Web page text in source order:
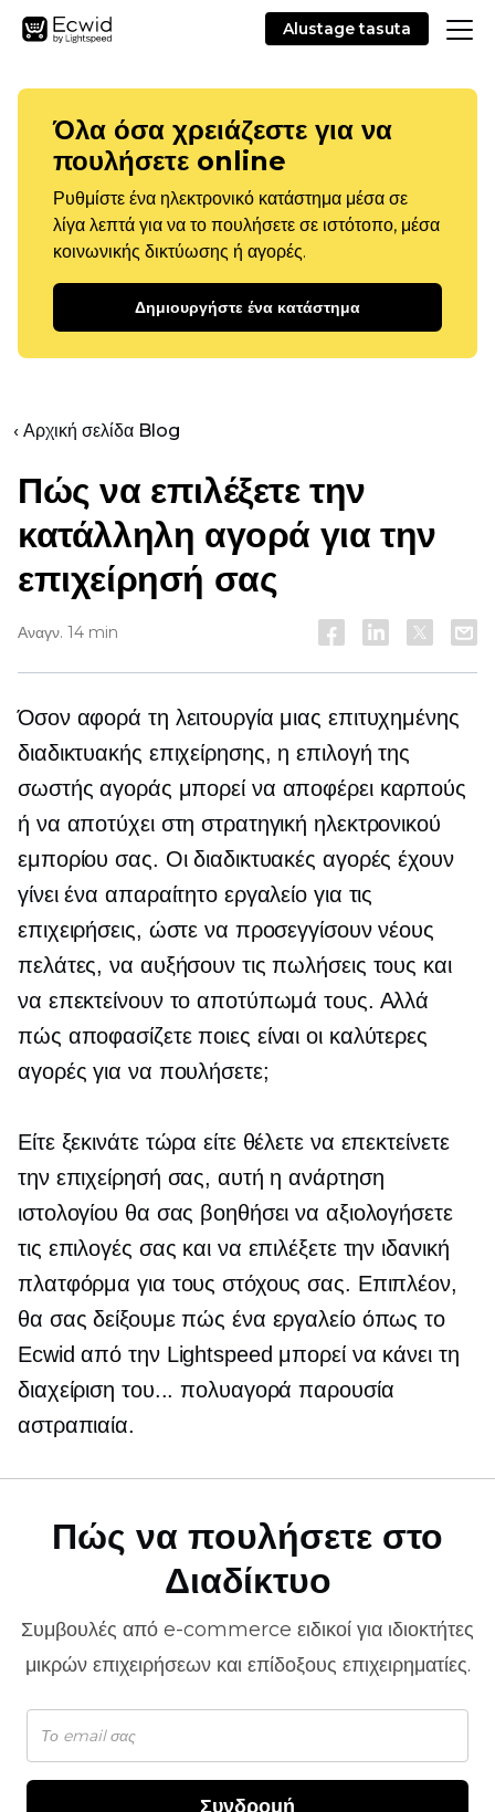
Alustage tasuta
Όλα όσα χρειάζεστε για να
πουλήσετε online
Ρυθμίστε ένα ηλεκτρονικό κατάστημα μέσα σε
λίγα λεπτά για να το πουλήσετε σε ιστότοπο, μέσα
κοινωνικής δικτύωσης ή αγορές.
Δημιουργήστε ένα κατάστημα
‹ Αρχική σελίδα Blog
Πώς να επιλέξετε την
κατάλληλη αγορά για την
επιχείρησή σας
Αναγν. 14 min
Όσον αφορά τη λειτουργία μιας επιτυχημένης
διαδικτυακής επιχείρησης, η επιλογή της
σωστής αγοράς μπορεί να αποφέρει καρπούς
ή να αποτύχει στη στρατηγική ηλεκτρονικού
εμπορίου σας. Οι διαδικτυακές αγορές έχουν
γίνει ένα απαραίτητο εργαλείο για τις
επιχειρήσεις, ώστε να προσεγγίσουν νέους
πελάτες, να αυξήσουν τις πωλήσεις τους και
να επεκτείνουν το αποτύπωμά τους. Αλλά
πώς αποφασίζετε ποιες είναι οι καλύτερες
αγορές για να πουλήσετε;
Είτε ξεκινάτε τώρα είτε θέλετε να επεκτείνετε
την επιχείρησή σας, αυτή η ανάρτηση
ιστολογίου θα σας βοηθήσει να αξιολογήσετε
τις επιλογές σας και να επιλέξετε την ιδανική
πλατφόρμα για τους στόχους σας. Επιπλέον,
θα σας δείξουμε πώς ένα εργαλείο όπως το
Ecwid από την Lightspeed μπορεί να κάνει τη
διαχείριση του...πολυαγορά παρουσία
αστραπιαία.
Πώς να πουλήσετε στο
Διαδίκτυο
Συμβουλές από e-commerce ειδικοί για ιδιοκτήτες
μικρών επιχειρήσεων και επίδοξους επιχειρηματίες.
Συνδρομή